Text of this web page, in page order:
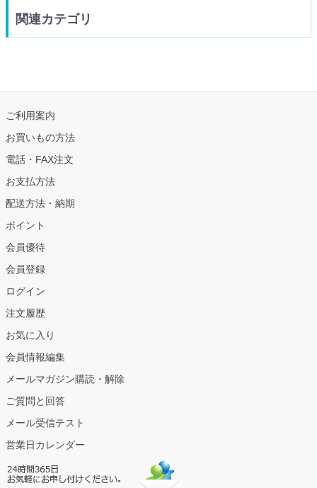
関連カテゴリ
ご利用案内
お買いもの方法
電話・FAX注文
お支払方法
配送方法・納期
ポイント
会員優待
会員登録
ログイン
注文履歴
お気に入り
会員情報編集
メールマガジン購読・解除
ご質問と回答
メール受信テスト
営業日カレンダー